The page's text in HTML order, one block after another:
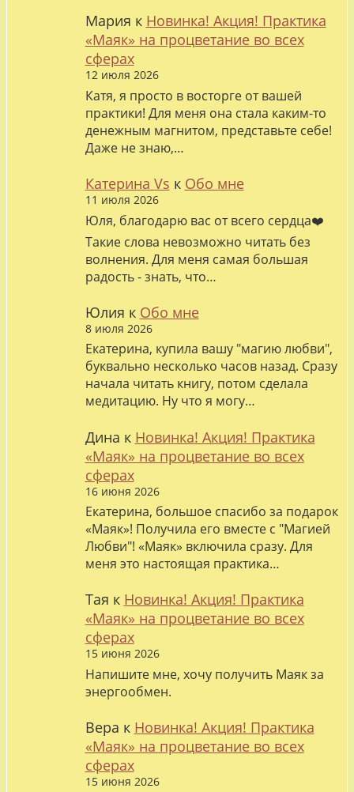
Мария к Новинка! Акция! Практика
«Маяк» на процветание во всех
сферах
12 июля 2026
Катя, я просто в восторге от вашей
практики! Для меня она стала каким-то
денежным магнитом, представьте себе!
Даже не знаю,…
Катерина Vs к Обо мне
11 июля 2026
Юля, благодарю вас от всего сердца❤️
Такие слова невозможно читать без
волнения. Для меня самая большая
радость - знать, что…
Юлия к Обо мне
8 июля 2026
Екатерина, купила вашу "магию любви",
буквально несколько часов назад. Сразу
начала читать книгу, потом сделала
медитацию. Ну что я могу…
Дина к Новинка! Акция! Практика
«Маяк» на процветание во всех
сферах
16 июня 2026
Екатерина, большое спасибо за подарок
«Маяк»! Получила его вместе с "Магией
Любви"! «Маяк» включила сразу. Для
меня это настоящая практика…
Тая к Новинка! Акция! Практика
«Маяк» на процветание во всех
сферах
15 июня 2026
Напишите мне, хочу получить Маяк за
энергообмен.
Вера к Новинка! Акция! Практика
«Маяк» на процветание во всех
сферах
15 июня 2026